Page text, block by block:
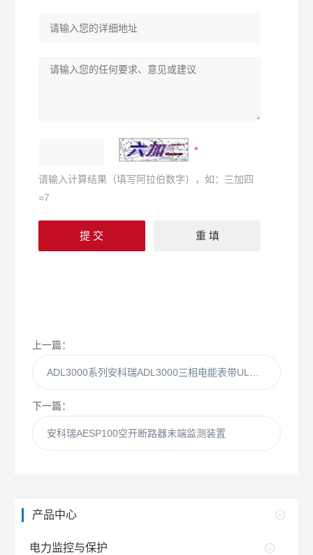
请输入计算结果（填写阿拉伯数字），如：三加四
=7
上一篇：
下一篇：
安科瑞AESP100空开断路器末端监测装置
产品中心
电力监控与保护